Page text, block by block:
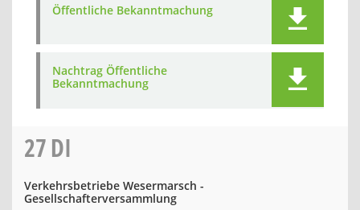
Öffentliche Bekanntmachung
Nachtrag Öffentliche
Bekanntmachung
27DI
Verkehrsbetriebe Wesermarsch -
Gesellschafterversammlung